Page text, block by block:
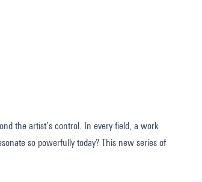
the artist’s control. In every field, a work
so powerfully today? This new series of